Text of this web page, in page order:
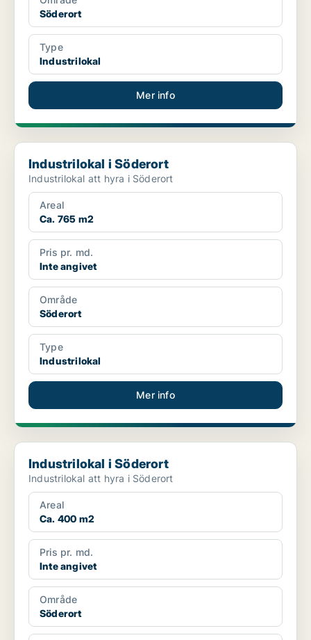
Söderort
Type
Industrilokal
Mer info
Industrilokal i Söderort
Industrilokal i Söderort
Industrilokal att hyra i Söderort
Areal
Ca. 765 m2
Pris pr. md.
Inte angivet
Område
Söderort
Type
Industrilokal
Mer info
Industrilokal i Söderort
Industrilokal i Söderort
Industrilokal att hyra i Söderort
Areal
Ca. 400 m2
Pris pr. md.
Inte angivet
Område
Söderort